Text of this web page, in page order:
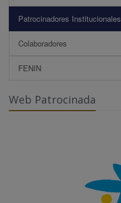
Patrocinadores Institucionales
Colaboradores
FENIN
Web Patrocinada